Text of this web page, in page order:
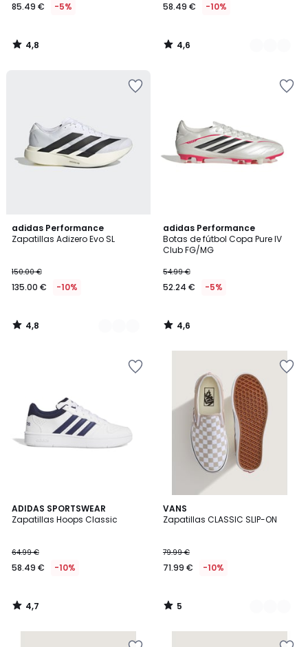
85.49 € -5%
4,8
/
58.49 € -10%
4,6
/
adidas Performance
Zapatillas Adizero Evo SL
150.00 €
135.00 € -10%
4,8
/ 5
3
Colores
4,8
/
adidas Performance
Botas de fútbol Copa Pure IV
Club FG/MG
54.99 €
52.24 € -5%
4,6
/ 5
4,6
/
ADIDAS SPORTSWEAR
Zapatillas Hoops Classic
64.99 €
58.49 € -10%
4,7
/ 5
4,7
/
VANS
Zapatillas CLASSIC SLIP-ON
79.99 €
71.99 € -10%
5
/
2
Colores
5
/